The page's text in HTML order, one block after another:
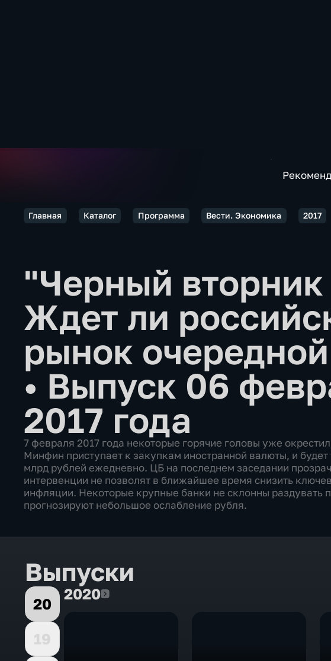
Главная Каталог Программа Вести. Экономика 2017
"Черный
Ждет ли
рынок
• Выпуск 06
2017 года
7 февраля 2017 года некоторые горячие головы уже
Минфин приступает к закупкам иностранной валюты, и будет
млрд рублей ежедневно. ЦБ на последнем заседании
интервенции не позволят в ближайшее время снизить
инфляции. Некоторые крупные банки не склонны раздувать
прогнозируют небольшое ослабление рубля.
Выпуски
20
19
20202020